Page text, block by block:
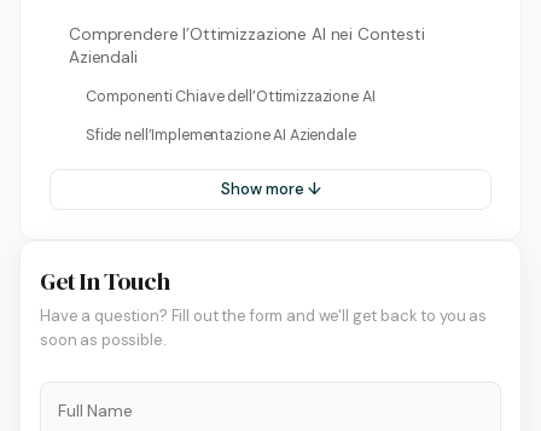
Comprendere l’Ottimizzazione AI nei Contesti
Aziendali
Componenti Chiave dell’Ottimizzazione AI
Sfide nell’Implementazione AI Aziendale
Show more ↓
Get In Touch
Have a question? Fill out the form and we'll get back to you as
soon as possible.